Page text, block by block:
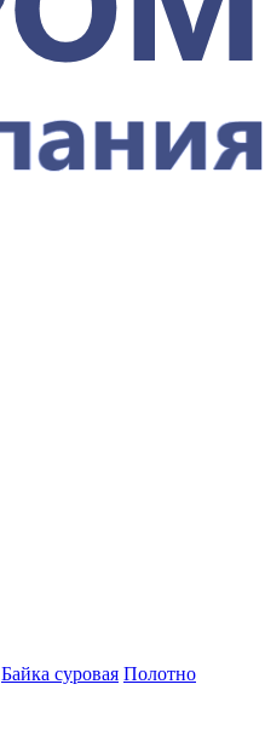
Байка суровая Полотно